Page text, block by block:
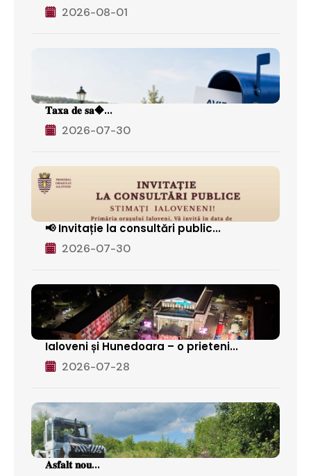
2026-08-01
𝐓𝐚𝐱𝐚 𝐝𝐞 𝐬𝐚�...
2026-07-30
📢 Invitație la consultări public...
2026-07-30
Ialoveni și Hunedoara – o prieteni...
2026-07-28
𝐀𝐬𝐟𝐚𝐥𝐭 𝐧𝐨𝐮...